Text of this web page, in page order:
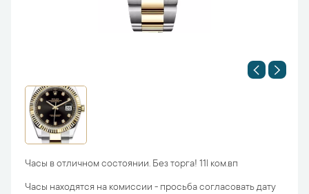
Часы в отличном состоянии. Без торга! 11l ком.вп
Часы находятся на комиссии - просьба согласовать дату